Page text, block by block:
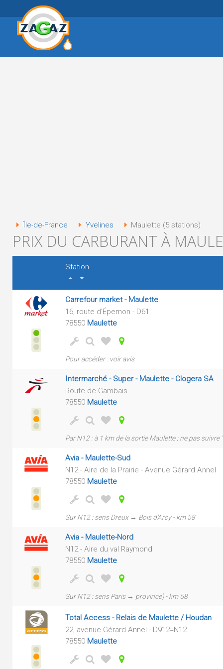
Île-de-France Yvelines Maulette (5 stations)
PRIX DU CARBURANT À
Station
Carrefour market - Maulette
16, route d'Épernon - D61
78550 Maulette
Pour accéder : voir avis
Intermarché - Super - Maulette - Clogera SA
Route de Gambais
78550 Maulette
Par N12 : à 1 km de la sortie Maulette ; ne pas suivre
Avia - Maulette-Sud
N12 - Aire de la Prairie - Avenue Gérard Annel
78550 Maulette
Sur N12 : sens Dreux → Bois d'Arcy - km 58
Avia - Maulette-Nord
N12 - Aire du val Raymond
78550 Maulette
Sur N12 : sens Paris → province) - km 58
Total Access - Relais de Maulette / Houdan
22, avenue Gérard Annel - D912=N12
78550 Maulette